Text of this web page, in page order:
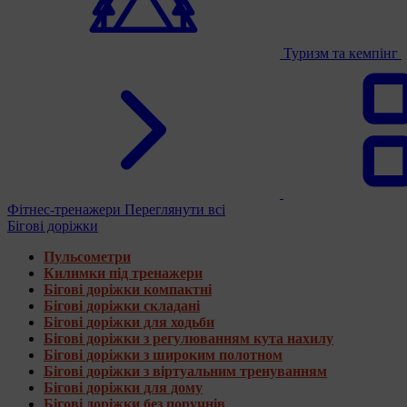
Туризм та кемпінг
Фітнес-тренажери Переглянути всі
Бігові доріжки
Пульсометри
Килимки під тренажери
Бігові доріжки компактні
Бігові доріжки складані
Бігові доріжки для ходьби
Бігові доріжки з регулюванням кута нахилу
Бігові доріжки з широким полотном
Бігові доріжки з віртуальним тренуванням
Бігові доріжки для дому
Бігові доріжки без поручнів